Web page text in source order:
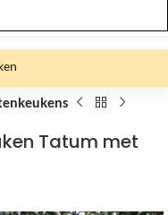
Tatum met